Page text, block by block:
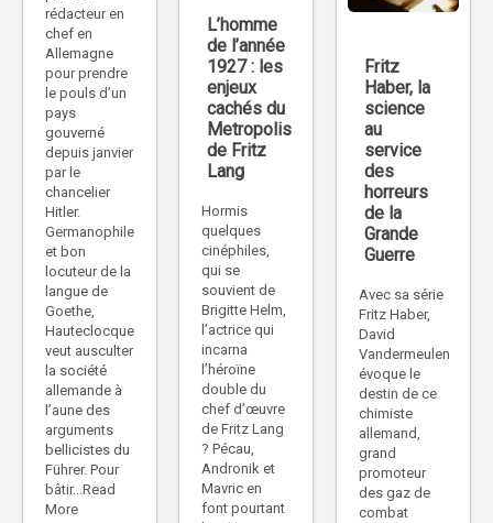
rédacteur en
chef en
Allemagne
pour prendre
le pouls d’un
pays
gouverné
depuis janvier
par le
chancelier
Hitler.
Germanophile
et bon
locuteur de la
langue de
Goethe,
Hauteclocque
veut ausculter
la société
allemande à
l’aune des
arguments
bellicistes du
Führer. Pour
bâtir...Read
More
L’homme
de l’année
1927 : les
enjeux
cachés du
Metropolis
de Fritz
Lang
Hormis
quelques
cinéphiles,
qui se
souvient de
Brigitte Helm,
l’actrice qui
incarna
l’héroïne
double du
chef d’œuvre
de Fritz Lang
? Pécau,
Andronik et
Mavric en
font pourtant
Fritz
Haber, la
science
au
service
des
horreurs
de la
Grande
Guerre
Avec sa série
Fritz Haber,
David
Vandermeulen
évoque le
destin de ce
chimiste
allemand,
grand
promoteur
des gaz de
combat